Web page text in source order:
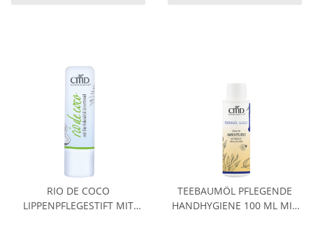
RIO DE COCO
LIPPENPFLEGESTIFT MIT
TEEBAUMÖL PFLEGENDE
HANDHYGIENE 100 ML MIT